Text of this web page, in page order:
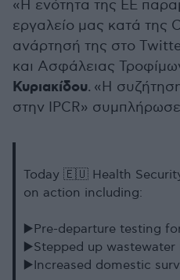
«Η ενότητα της ΕΕ
εργαλείο μας κατά της
ανάρτησή της στο
και Ασφάλειας
Κυριακίδου. «Η
στην IPCR»
Today 🇪🇺 Health
on action including:
▶️Pre-departure testing
▶️Stepped up
▶️Increased domestic